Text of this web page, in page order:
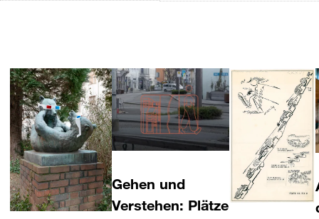
Gehen und
Verstehen: Plätze